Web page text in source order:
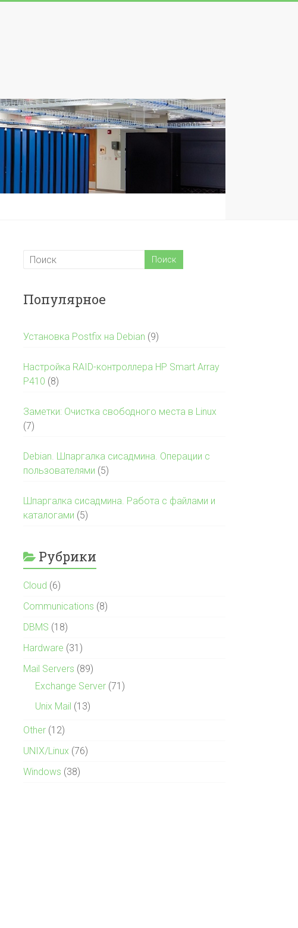
Популярное
Установка Postfix на Debian (9)
Настройка RAID-контроллера HP Smart Array
P410 (8)
Заметки: Очистка свободного места в Linux
(7)
Debian. Шпаргалка сисадмина. Операции с
пользователями (5)
Шпаргалка сисадмина. Работа с файлами и
каталогами (5)
Рубрики
Cloud (6)
Communications (8)
DBMS (18)
Hardware (31)
Mail Servers (89)
Exchange Server (71)
Unix Mail (13)
Other (12)
UNIX/Linux (76)
Windows (38)